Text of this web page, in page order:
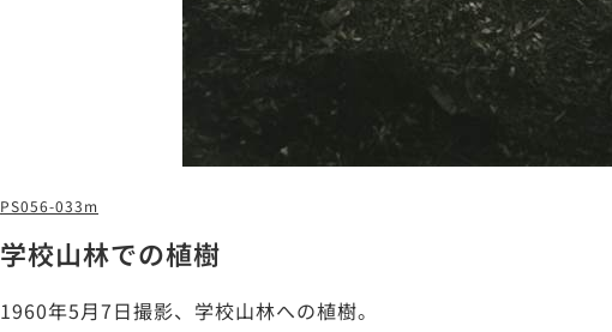
PS056-033m
学校山林での植樹
1960年5月7日撮影、学校山林への植樹。